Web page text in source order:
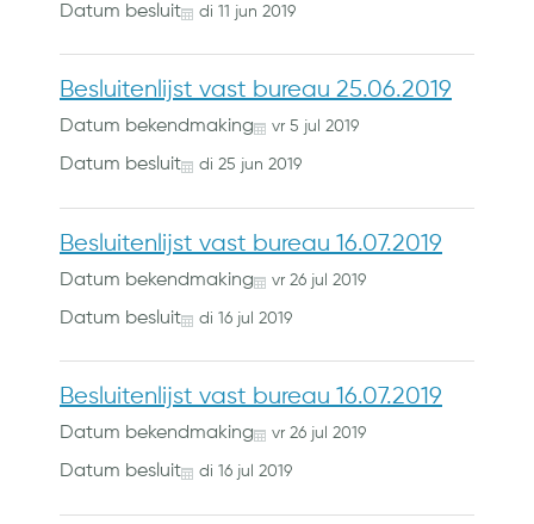
Datum besluit di 11 jun 2019
Besluitenlijst vast bureau 25.06.2019
Datum bekendmaking vr 5 jul 2019
Datum besluit di 25 jun 2019
Besluitenlijst vast bureau 16.07.2019
Datum bekendmaking vr 26 jul 2019
Datum besluit di 16 jul 2019
Besluitenlijst vast bureau 16.07.2019
Datum bekendmaking vr 26 jul 2019
Datum besluit di 16 jul 2019